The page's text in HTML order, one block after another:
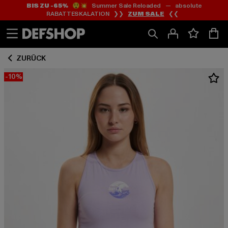
Zum
Inhalt
springen
Zum
Fußzeile
springen
BIS ZU -65%😲💥 Summer Sale Reloaded — absolute
RABATTESKALATION ❯❯ ZUM SALE ❮❮
ZURÜCK
-10%